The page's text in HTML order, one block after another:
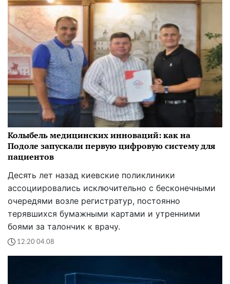
Колыбель медицинских инноваций: как на
Подоле запускали первую цифровую систему для
пациентов
Десять лет назад киевские поликлиники
ассоциировались исключительно с бесконечными
очередями возле регистратур, постоянно
терявшихся бумажными картами и утренними
боями за талончик к врачу.
12:20 04.08